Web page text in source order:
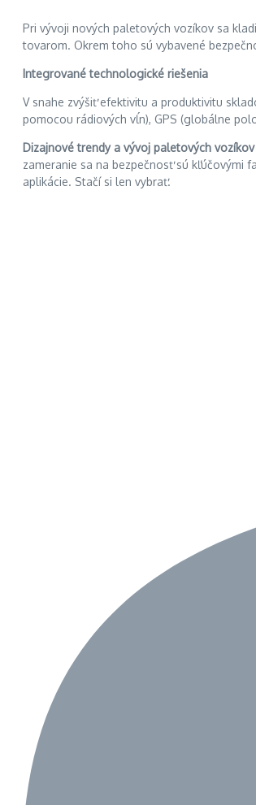
Pri vývoji nových paletových vozíkov sa
tovarom. Okrem toho sú vybavené
Integrované technologické riešenia
V snahe zvýšiť efektivitu a produktivitu
pomocou rádiových vĺn), GPS (globálne
Dizajnové trendy a vývoj paletových vozíkov
zameranie sa na bezpečnosť sú kľúčovými
aplikácie. Stačí si len vybrať.